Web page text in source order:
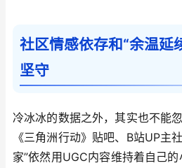
社区情感依存和“余温
坚守
冷冰冰的数据之外，其实也不能
《三角洲行动》贴吧、B站UP主
家”依然用UGC内容维持着自己的